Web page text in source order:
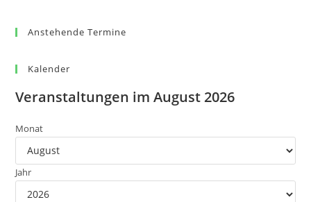
Anstehende Termine
Kalender
Veranstaltungen im August 2026
Monat
Jahr